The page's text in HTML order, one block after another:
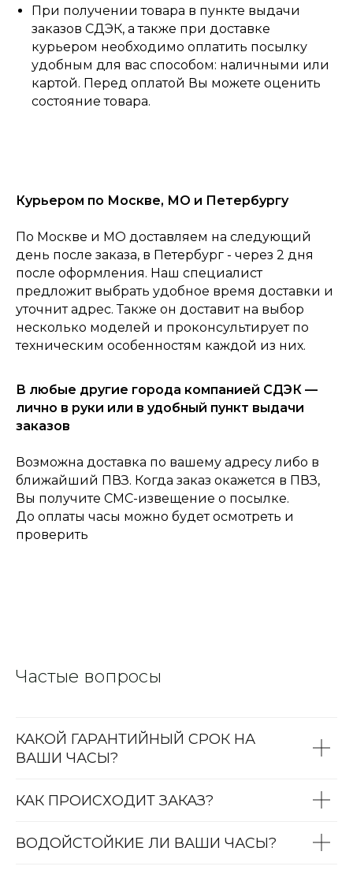
Главная Каталог
Консультация Корзина
При получении товара в пункте выдачи
заказов СДЭК, а также при доставке
курьером необходимо оплатить посылку
удобным для вас способом: наличными или
картой. Перед оплатой Вы можете оценить
состояние товара.
Курьером по Москве, МО и Петербургу
По Москве и МО доставляем на следующий
день после заказа, в Петербург - через 2 дня
после оформления. Наш специалист
предложит выбрать удобное время доставки и
уточнит адрес. Также он доставит на выбор
несколько моделей и проконсультирует по
техническим особенностям каждой из них.
В любые другие города компанией СДЭК —
лично в руки или в удобный пункт выдачи
заказов
Возможна доставка по вашему адресу либо в
ближайший ПВЗ. Когда заказ окажется в ПВЗ,
Вы получите СМС-извещение о посылке.
До оплаты часы можно будет осмотреть и
проверить
Частые вопросы
КАКОЙ ГАРАНТИЙНЫЙ СРОК НА
ВАШИ ЧАСЫ?
КАК ПРОИСХОДИТ ЗАКАЗ?
ВОДОЙСТОЙКИЕ ЛИ ВАШИ ЧАСЫ?